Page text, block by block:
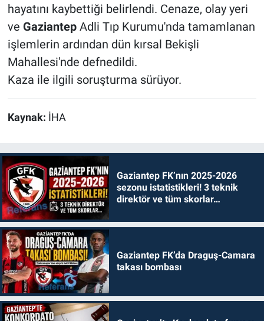
hayatını kaybettiği belirlendi. Cenaze, olay yeri
ve GaziantepAdli Tıp Kurumu'nda tamamlanan
işlemlerin ardından dün kırsal Bekişli
Mahallesi'nde defnedildi.
Kaza ile ilgili soruşturma sürüyor.
Kaynak: İHA
Gaziantep FK’nın 2025-2026
sezonu istatistikleri! 3 teknik
direktör ve tüm skorlar…
Gaziantep FK’da Draguş-Camara
takası bombası